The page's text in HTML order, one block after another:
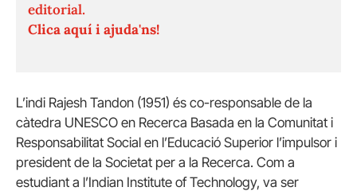
editorial.
Clica aquí i ajuda'ns!
L’indi Rajesh Tandon (1951) és co-responsable de la
càtedra UNESCO en Recerca Basada en la Comunitat i
Responsabilitat Social en l’Educació Superior l’impulsor i
president de la Societat per a la Recerca. Com a
estudiant a l’Indian Institute of Technology, va ser